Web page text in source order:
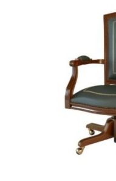
Art&Moble